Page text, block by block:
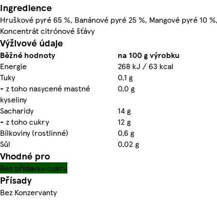
Ingredience
Hruškové pyré 65 %, Banánové pyré 25 %, Mangové pyré 10
Koncentrát citrónové šťávy
Výživové údaje
Běžné hodnoty
na 100 g výrobku
Energie
268 kJ / 63 kcal
Tuky
0,1 g
- z toho nasycené mastné
kyseliny
0,0 g
Sacharidy
14 g
- z toho cukry
12 g
Bílkoviny (rostlinné)
0,6 g
Sůl
0,02 g
Vhodné pro
Bez přídavku cukru
Přísady
Bez Konzervanty